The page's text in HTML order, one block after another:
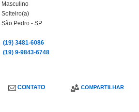
Masculino
Solteiro(a)
São Pedro - SP
(19) 3481-6086
(19) 9-9843-6748
CONTATO COMPARTILHAR